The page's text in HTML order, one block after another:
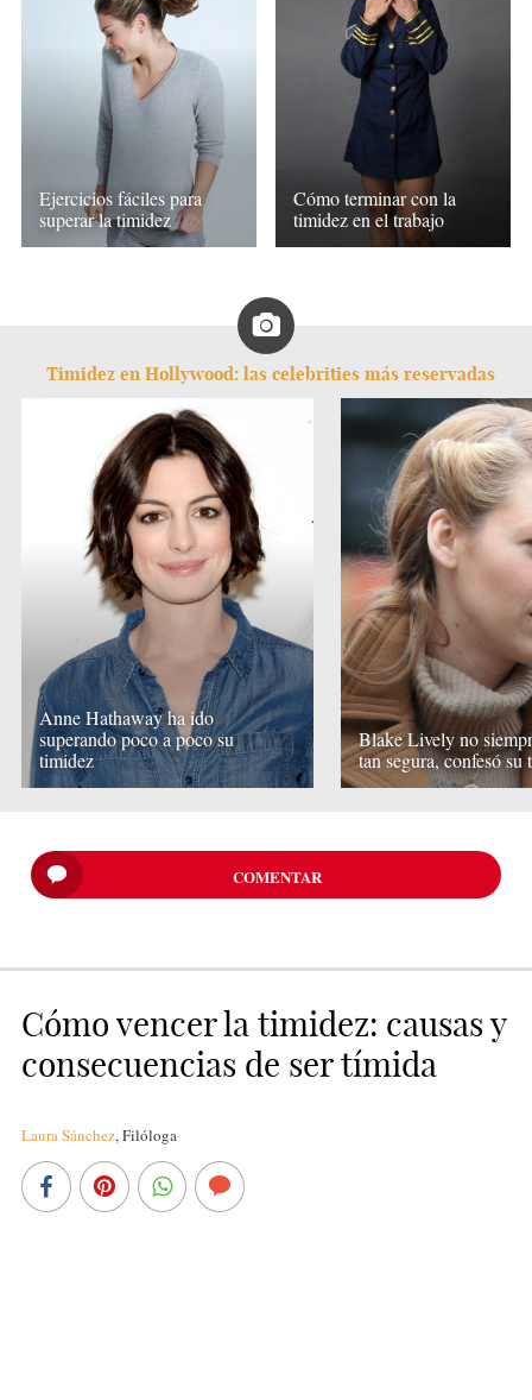
Ejercicios fáciles para
superar la timidez
Cómo terminar con la
timidez en el trabajo
Timidez en Hollywood: las celebrities más reservadas
Anne Hathaway ha ido
superando poco a poco su
timidez
Blake Lively no
tan segura, confesó su
COMENTAR
Cómo vencer la timidez: causas y
consecuencias de ser tímida
Laura Sánchez,Filóloga